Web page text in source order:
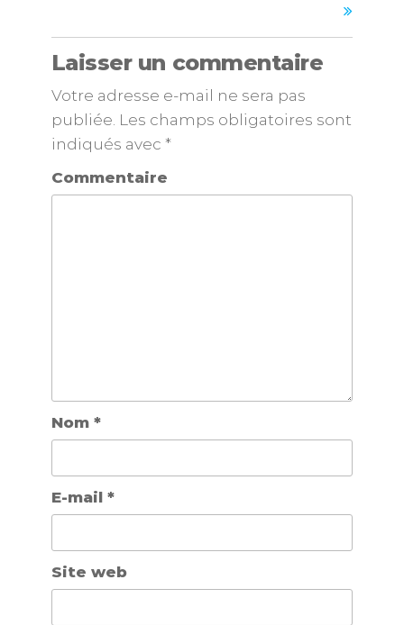
Laisser un commentaire
Votre adresse e-mail ne sera pas
publiée. Les champs obligatoires sont
indiqués avec *
Commentaire
Nom *
E-mail *
Site web